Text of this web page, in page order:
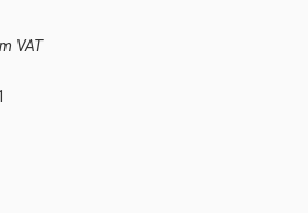
VAT